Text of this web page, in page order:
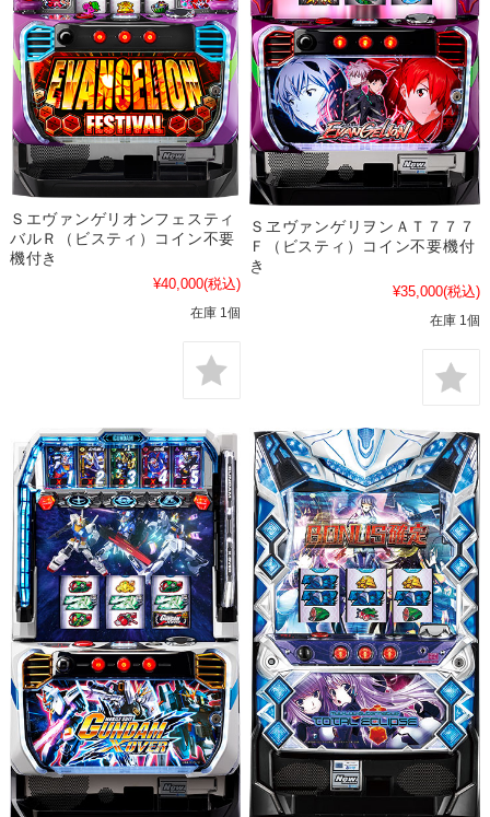
Ｓエヴァンゲリオンフェスティ
バルＲ（ビスティ）コイン不要
機付き
¥40,000(税込)
在庫 1個
ＳヱヴァンゲリヲンＡＴ７７７
Ｆ（ビスティ）コイン不要機付
き
¥35,000(税込)
在庫 1個